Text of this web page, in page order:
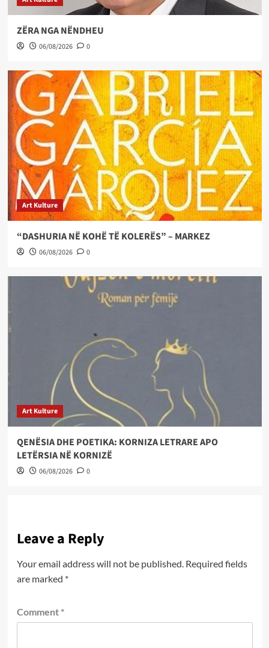
ZËRA NGA NËNDHEU
06/08/2026 0
Art Kulture
“DASHURIA NË KOHË TË KOLERËS” – MARKEZ
06/08/2026 0
Art Kulture
QENËSIA DHE POETIKA: KORNIZA LETRARE APO
LETËRSIA NË KORNIZË
06/08/2026 0
Leave a Reply
Your email address will not be published. Required fields
are marked *
Comment *